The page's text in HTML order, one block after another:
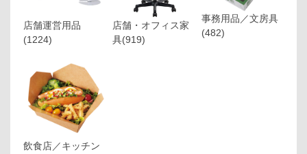
店舗運営用品
(1224)
店舗・オフィス家
具(919)
事務用品／文房具
(482)
飲食店／キッチン